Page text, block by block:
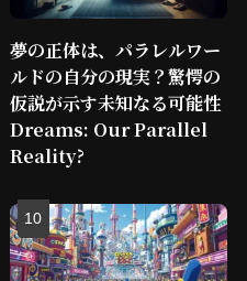
夢の正体は、パラレルワー
ルドの自分の現実？驚愕の
仮説が示す未知なる可能性
Dreams: Our Parallel
Reality?